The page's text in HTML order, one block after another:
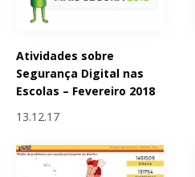
Atividades sobre
Segurança Digital nas
Escolas – Fevereiro 2018
13.12.17